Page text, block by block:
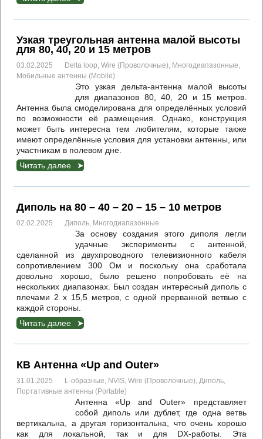
Узкая треугольная антенна малой высоты
для 80, 40, 20 и 15 метров
03.02.2025 Delta loop,Wire (Проволочные), Многодиапазонные,
Мобильные антенны (Mobile)
Это узкая дельта-антенна малой высоты
для диапазонов 80, 40, 20 и 15 метров.
Антенна была смоделирована для определённых условий
по возможности её размещения. Однако, конструкция
может быть интересна тем любителям, которые также
имеют определённые условия для установки антенны, или
участникам в полевом дне.
Читать далее
Диполь на 80 – 40 – 20 – 15 – 10 метров
02.02.2025 Диполь, Многодиапазонные
За основу создания этого диполя легли
удачные эксперименты с антенной,
сделанной из двухпроводного телевизионного кабеля
сопротивлением 300 Ом и поскольку она сработала
довольно хорошо, было решено попробовать её на
нескольких диапазонах. Был создан интересный диполь с
плечами 2 x 15,5 метров, с одной прерванной ветвью с
каждой стороны.
Читать далее
КВ Антенна «Up and Outer»
31.01.2025 L-образные, NVIS,Wire (Проволочные),Диполь,
Портативные антенны (Portable)
Антенна «Up and Outer» представляет
собой диполь или дублет, где одна ветвь
вертикальна, а другая горизонтальна, что очень хорошо
как для локальной, так и для DX-работы. Эта